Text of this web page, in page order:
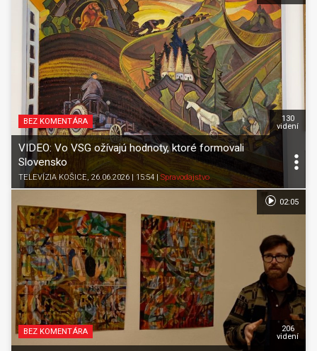
BEZ KOMENTÁRA
VIDEO: Vo VSG ožívajú hodnoty, ktoré formovali
Slovensko
TELEVÍZIA KOŠICE, 26.06.2026 | 15:54 Spravodajstvo
130
videní
BEZ KOMENTÁRA
206
videní
02:05